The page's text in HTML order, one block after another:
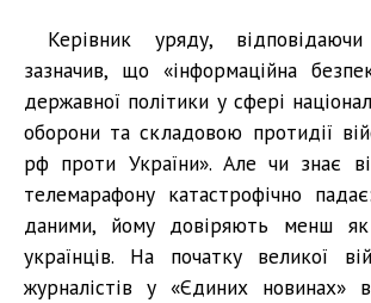
Керівник уряду,
зазначив, що «інформаційна
державної політики у сфері
оборони та складовою протидії
рф проти України». Але чи знає
телемарафону катастрофічно
даними, йому довіряють менш як
українців. На початку великої
журналістів у «Єдиних новинах»